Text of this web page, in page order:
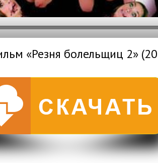
«Резня болельщиц 2»